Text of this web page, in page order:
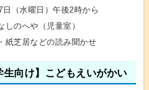
日（水曜日）午後2時から
しのへや（児童室）
紙芝居などの読み聞かせ
生向け】こどもえいがかい